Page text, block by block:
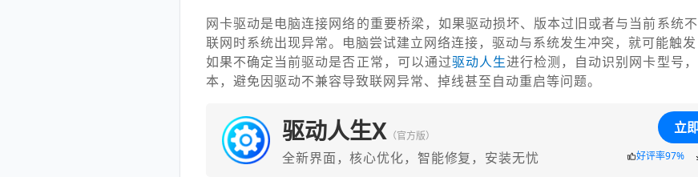
网卡驱动是电脑连接网络的重要桥梁，如果驱动损坏、版本过旧或者与当前系统
联网时系统出现异常。电脑尝试建立网络连接，驱动与系统发生冲突，就可能触发
如果不确定当前驱动是否正常，可以通过驱动人生进行检测，自动识别网卡型号
本，避免因驱动不兼容导致联网异常、掉线甚至自动重启等问题。
驱动人生X （官方版）
全新界面，核心优化，智能修复，安装无忧
立
好评率97%